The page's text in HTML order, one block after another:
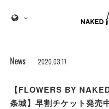
News 2020.03.17
【FLOWERS BY
条城】早割チケット発売